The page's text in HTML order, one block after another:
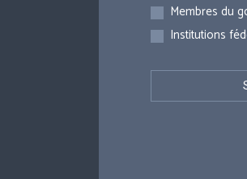
Membres du
Institutions